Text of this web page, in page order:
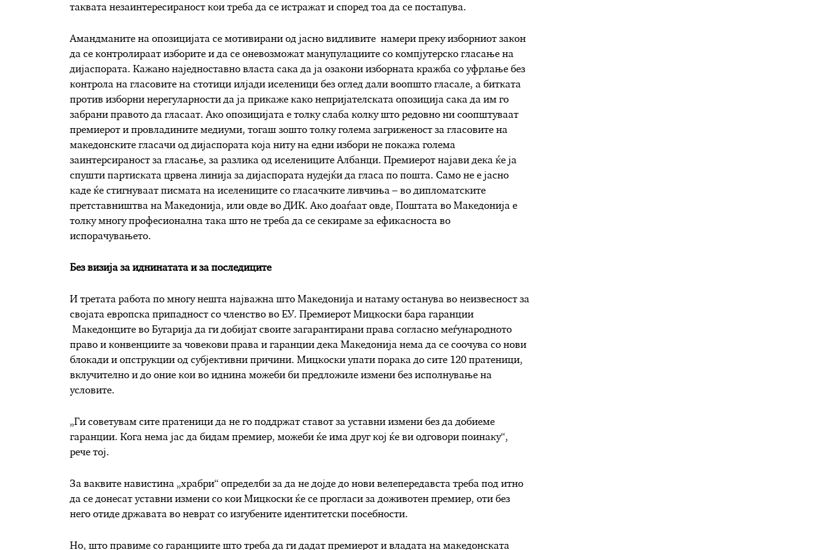
таквата незаинтересираност кои треба да се истражат и според тоа да се постапува.
Амандманите на опозицијата се мотивирани од јасно видливите намери преку изборниот закон
да се контролираат изборите и да се оневозможат манупулациите со компјутерско гласање на
дијаспората. Кажано наједноставно власта сака да ја озакони изборната кражба со уфрлање без
контрола на гласовите на стотици илјади иселеници без оглед дали воопшто гласале, а битката
против изборни нерегуларности да ја прикаже како непријателската опозиција сака да им го
забрани правото да гласаат. Ако опозицијата е толку слаба колку што редовно ни соопштуваат
премиерот и провладините медиуми, тогаш зошто толку голема загриженост за гласовите на
македонските гласачи од дијаспората која ниту на едни избори не покажа голема
заинтерсираност за гласање, за разлика од иселениците Албанци. Премиерот најави дека ќе ја
спушти партиската црвена линија за дијаспората нудејќи да гласа по пошта. Само не е јасно
каде ќе стигнуваат писмата на иселениците со гласачките ливчиња – во дипломатските
претставништва на Македонија, или овде во ДИК. Ако доаѓаат овде, Поштата во Македонија е
толку многу професионална така што не треба да се секираме за ефикасноста во
испорачувањето.
Без визија за иднинатата и за последиците
И третата работа по многу нешта најважна што Македонија и натаму останува во неизвесност за
својата европска припадност со членство во ЕУ. Премиерот Мицкоски бара гаранции
Македонците во Бугарија да ги добијат своите загарантирани права согласно меѓународното
право и конвенциите за човекови права и гаранции дека Македонија нема да се соочува со нови
блокади и опструкции од субјективни причини. Мицкоски упати порака до сите 120 пратеници,
вклучително и до оние кои во иднина можеби би предложиле измени без исполнување на
условите.
„Ги советувам сите пратеници да не го поддржат ставот за уставни измени без да добиеме
гаранции. Кога нема јас да бидам премиер, можеби ќе има друг кој ќе ви одговори поинаку“,
рече тој.
За ваквите навистина „храбри“ определби за да не дојде до нови велепередавста треба под итно
да се донесат уставни измени со кои Мицкоски ќе се прогласи за доживотен премиер, оти без
него отиде државата во неврат со изгубените идентитетски посебности.
Но, што правиме со гаранциите што треба да ги дадат премиерот и владата на македонската